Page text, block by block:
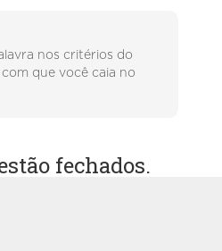
nos critérios do
que você caia no
fechados.